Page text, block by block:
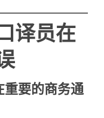
译员在
要的商务通